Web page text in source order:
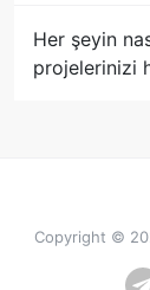
Her şeyin
projelerinizi
Copyright ©